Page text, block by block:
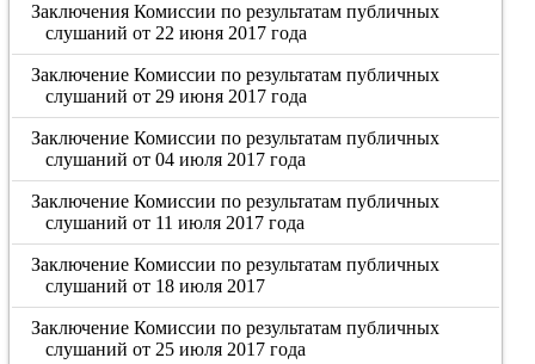
Заключения Комиссии по результатам публичных
слушаний от 22 июня 2017 года
Заключение Комиссии по результатам публичных
слушаний от 29 июня 2017 года
Заключение Комиссии по результатам публичных
слушаний от 04 июля 2017 года
Заключение Комиссии по результатам публичных
слушаний от 11 июля 2017 года
Заключение Комиссии по результатам публичных
слушаний от 18 июля 2017
Заключение Комиссии по результатам публичных
слушаний от 25 июля 2017 года